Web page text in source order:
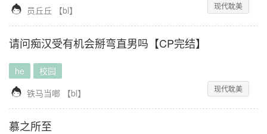
 员丘丘 【bl】 现代耽美
请问痴汉受有机会掰弯直男吗【CP完结】
he 校园
 铁马当啷 【bl】 现代耽美
慕之所至